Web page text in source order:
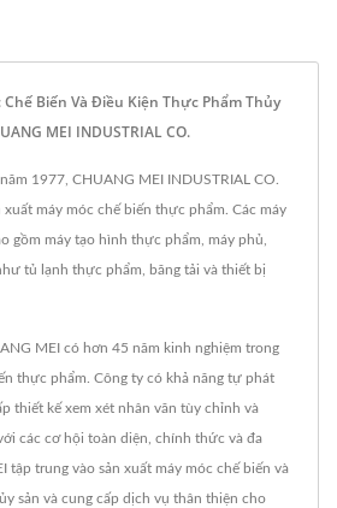
Chế Biến Và Điều Kiện Thực Phẩm Thủy
MEI INDUSTRIAL CO.
1977, CHUANG MEI INDUSTRIAL CO.
máy móc chế biến thực phẩm. Các máy
gồm máy tạo hình thực phẩm, máy phủ,
tủ lạnh thực phẩm, băng tải và thiết bị
MEI có hơn 45 năm kinh nghiệm trong
thực phẩm. Công ty có khả năng tự phát
thiết kế xem xét nhân văn tùy chỉnh và
các cơ hội toàn diện, chính thức và đa
tập trung vào sản xuất máy móc chế biến và
sản và cung cấp dịch vụ thân thiện cho